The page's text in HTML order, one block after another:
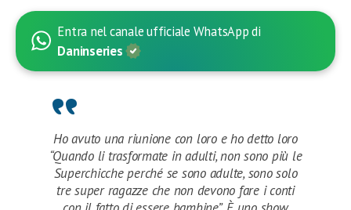
Entra nel canale ufficiale WhatsApp di
Daninseries
Ho avuto una riunione con loro e ho detto loro
“Quando li trasformate in adulti, non sono più le
Superchicche perché se sono adulte, sono solo
tre super ragazze che non devono fare i conti